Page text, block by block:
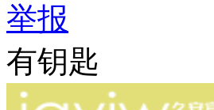
举报
有钥匙